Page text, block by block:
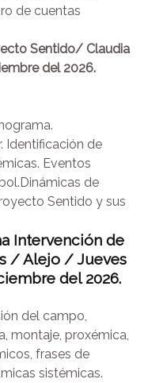
de cuentas
Sentido/ Claudia
del 2026.
Identificación de
Eventos
de
Sentido y sus
Intervención de
/ Alejo /Jueves
del 2026.
del campo,
montaje, proxémica,
frases de
sistémicas.